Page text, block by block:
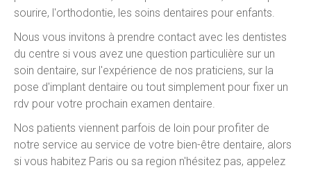
sourire, l'orthodontie, les soins dentaires pour enfants.
Nous vous invitons à prendre contact avec les dentistes
du centre si vous avez une question particulière sur un
soin dentaire, sur l'expérience de nos praticiens, sur la
pose d'implant dentaire ou tout simplement pour fixer un
rdv pour votre prochain examen dentaire.
Nos patients viennent parfois de loin pour profiter de
notre service au service de votre bien-être dentaire, alors
si vous habitez Paris ou sa region n'hésitez pas, appelez